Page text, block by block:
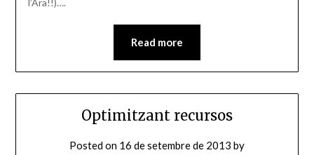
Read more
Optimitzant recursos
Posted on 16 de setembre de 2013 by